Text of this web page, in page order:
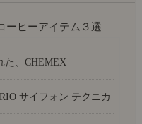
ーヒーアイテム３選
た、CHEMEX
サイフォン テクニカ